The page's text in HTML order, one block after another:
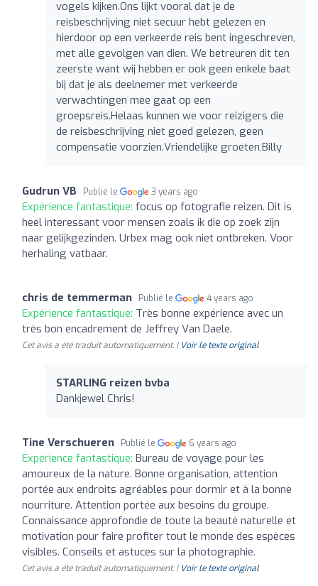
vogels kijken.Ons lijkt vooral dat je de
reisbeschrijving niet secuur hebt gelezen en
hierdoor op een verkeerde reis bent ingeschreven,
met alle gevolgen van dien. We betreuren dit ten
zeerste want wij hebben er ook geen enkele baat
bij dat je als deelnemer met verkeerde
verwachtingen mee gaat op een
groepsreis.Helaas kunnen we voor reizigers die
de reisbeschrijving niet goed gelezen, geen
compensatie voorzien.Vriendelijke groeten,Billy
Gudrun VB Publié le 3 years ago
Expérience fantastique: focus op fotografie reizen. Dit is
heel interessant voor mensen zoals ik die op zoek zijn
naar gelijkgezinden. Urbex mag ook niet ontbreken. Voor
herhaling vatbaar.
chris de temmerman Publié le 4 years ago
Expérience fantastique: Très bonne expérience avec un
très bon encadrement de Jeffrey Van Daele.
Cet avis a été traduit automatiquement. | Voir le texte original
STARLING reizen bvba
Dankjewel Chris!
Tine Verschueren Publié le 6 years ago
Expérience fantastique: Bureau de voyage pour les
amoureux de la nature. Bonne organisation, attention
portée aux endroits agréables pour dormir et à la bonne
nourriture. Attention portée aux besoins du groupe.
Connaissance approfondie de toute la beauté naturelle et
motivation pour faire profiter tout le monde des espèces
visibles. Conseils et astuces sur la photographie.
Cet avis a été traduit automatiquement. | Voir le texte original